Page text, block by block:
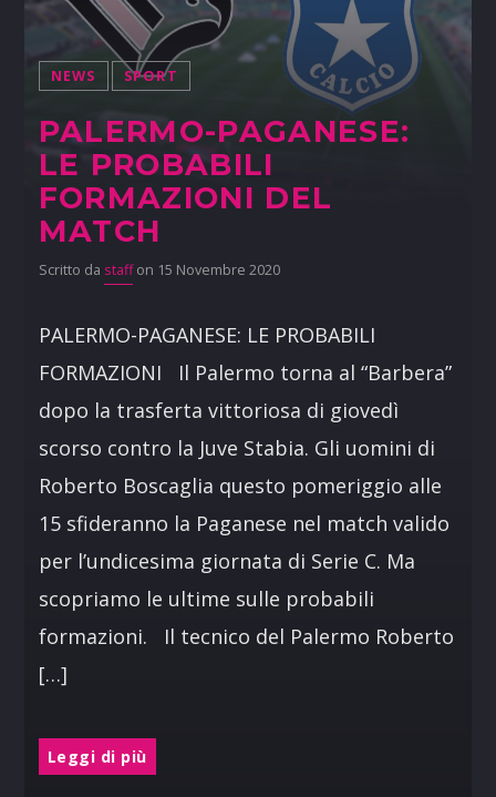
NEWS SPORT
PALERMO-PAGANESE:
LE PROBABILI
FORMAZIONI DEL
MATCH
Scritto da staffon 15 Novembre 2020
PALERMO-PAGANESE: LE PROBABILI
FORMAZIONI Il Palermo torna al “Barbera”
dopo la trasferta vittoriosa di giovedì
scorso contro la Juve Stabia. Gli uomini di
Roberto Boscaglia questo pomeriggio alle
15 sfideranno la Paganese nel match valido
per l’undicesima giornata di Serie C. Ma
scopriamo le ultime sulle probabili
formazioni. Il tecnico del Palermo Roberto
[…]
Leggi di più